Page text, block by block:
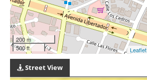
200 m
500 ft
Leaflet
Street View